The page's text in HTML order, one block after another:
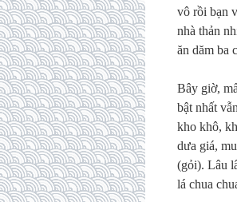
vô rồi bạn
nhà thản
ăn dăm ba
Bây giờ,
bật nhất
kho khô,
dưa giá,
(gỏi). Lâu
lá chua